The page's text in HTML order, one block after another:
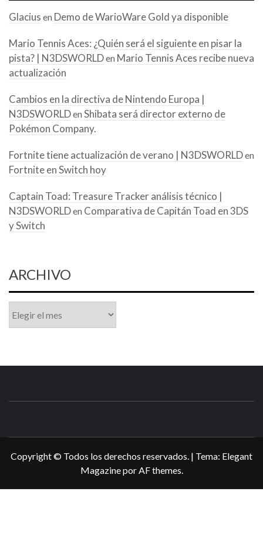
Glacius en Demo de WarioWare Gold ya disponible
Mario Tennis Aces: ¿Quién será el siguiente en pisar la
pista? | N3DSWORLDen Mario Tennis Aces recibe nueva
actualización
Cambios en la directiva de Nintendo Europa |
N3DSWORLDen Shibata será director externo de
Pokémon Company.
Fortnite tiene actualización de verano | N3DSWORLDen
Fortnite en Switch hoy
Captain Toad: Treasure Tracker análisis técnico |
N3DSWORLDen Comparativa de Capitán Toad en 3DS
y Switch
ARCHIVO
Copyright © Todos los derechos reservados. | Tema: Elegant
MagazineporAF themes.